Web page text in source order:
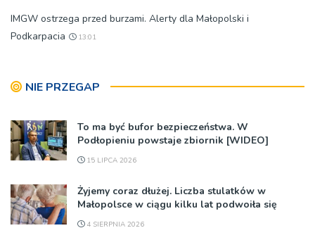
IMGW ostrzega przed burzami. Alerty dla Małopolski i
Podkarpacia
13:01
NIE PRZEGAP
To ma być bufor bezpieczeństwa. W
Podłopieniu powstaje zbiornik [WIDEO]
15 LIPCA 2026
Żyjemy coraz dłużej. Liczba stulatków w
Małopolsce w ciągu kilku lat podwoiła się
4 SIERPNIA 2026